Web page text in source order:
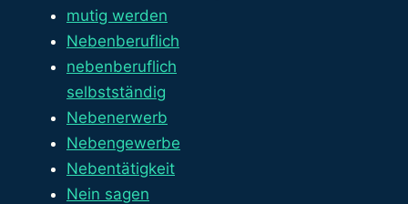
mutig werden
Nebenberuflich
nebenberuflich
selbstständig
Nebenerwerb
Nebengewerbe
Nebentätigkeit
Nein sagen